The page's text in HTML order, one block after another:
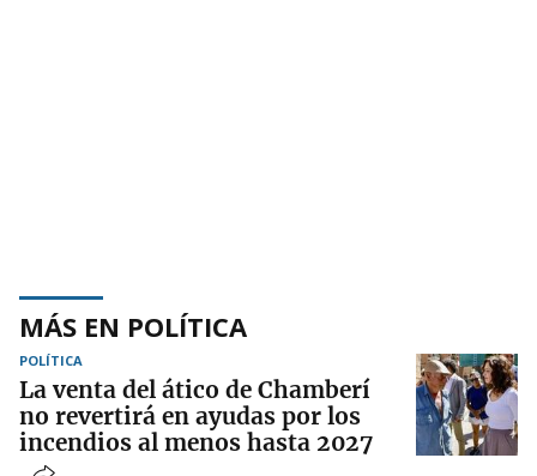
MÁS EN POLÍTICA
POLÍTICA
La venta del ático de Chamberí
no revertirá en ayudas por los
incendios al menos hasta 2027